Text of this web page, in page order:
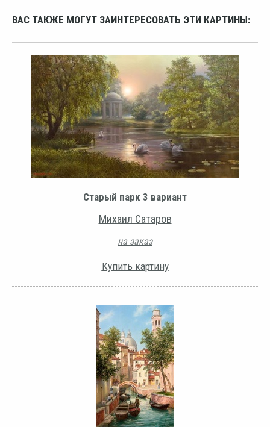
ВАС ТАКЖЕ МОГУТ ЗАИНТЕРЕСОВАТЬ ЭТИ КАРТИНЫ:
Старый парк 3 вариант
Михаил Сатаров
на заказ
Купить картину